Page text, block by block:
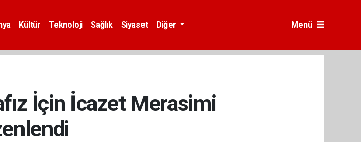
Kültür Teknoloji Sağlık Siyaset Diğer Menü
İçin İcazet Merasimi